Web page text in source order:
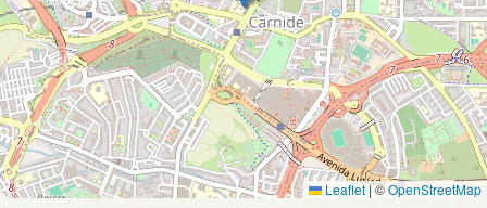
Leaflet |©OpenStreetMap